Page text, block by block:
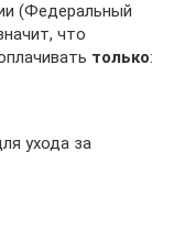
(Федеральный
что
только:
ухода за